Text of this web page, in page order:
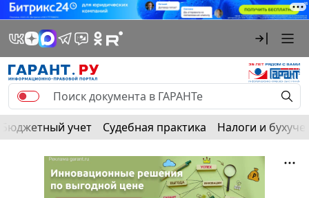
Бюджетный учет Судебная практика Налоги и